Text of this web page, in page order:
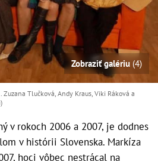
Zobraziť galériu (4)
Tlučková, Andy Kraus, Viki Ráková a
v rokoch 2006 a 2007, je dodnes
v histórii Slovenska. Markíza
hoci vôbec nestrácal na